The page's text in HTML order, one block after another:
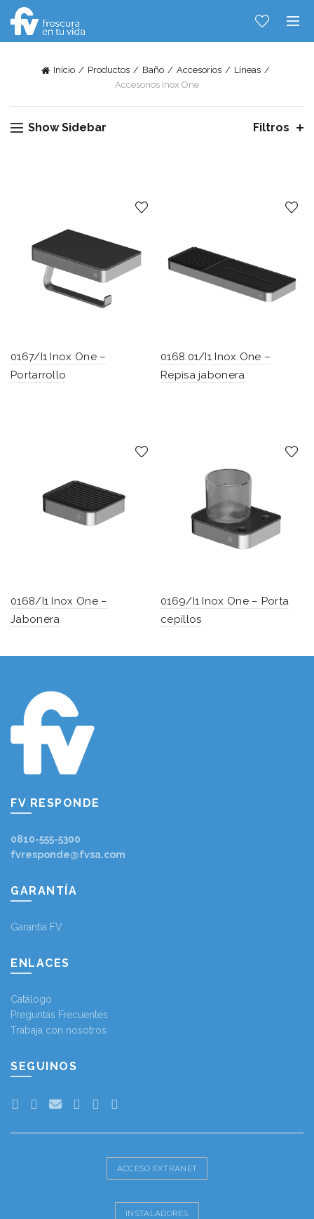
Inicio Productos Baño Accesorios
Líneas
Accesorios Inox One
Show Sidebar Filtros
0167/I1 Inox One –
Portarrollo
0168.01/I1 Inox One –
Repisa jabonera
0168/I1 Inox One –
Jabonera
0169/I1 Inox One – Porta
cepillos
FV RESPONDE
0810-555-5300
fvresponde@fvsa.com
GARANTÍA
Garantía FV
ENLACES
Catálogo
Preguntas Frecuentes
Trabaja con nosotros
SEGUINOS
ACCESO EXTRANET
INSTALADORES
Hablemos...